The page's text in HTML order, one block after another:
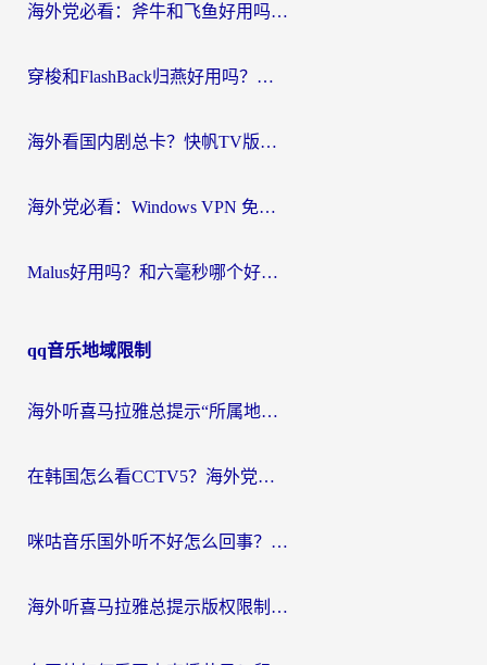
海外党必看：斧牛和飞鱼好用吗？3步选对回国加速器，无缝刷剧玩国服
穿梭和FlashBack归燕好用吗？海外党亲测3款热门回国加速器，教你选对不踩坑
海外看国内剧总卡？快帆TV版VPN好用吗？和快滚VPN对比哪个回国效果更好？
海外党必看：Windows VPN 免费？别踩坑！教你选对好用的国内加速器无缝回国
Malus好用吗？和六毫秒哪个好？海外党选回国加速器的避坑指南
qq音乐地域限制
海外听喜马拉雅总提示“所属地区暂时无版权”？这个限制解除方法亲测有效！
在韩国怎么看CCTV5？海外党体育赛事+中文解说观看终极指南
咪咕音乐国外听不好怎么回事？海外党听歌自由的终极解决方案来了
海外听喜马拉雅总提示版权限制？3步解决+2个音乐平台问题全攻略